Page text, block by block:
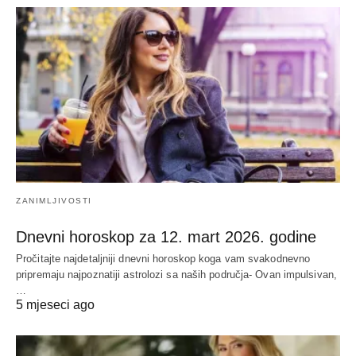
ZANIMLJIVOSTI
Dnevni horoskop za 12. mart 2026. godine
Pročitajte najdetaljniji dnevni horoskop koga vam svakodnevno
pripremaju najpoznatiji astrolozi sa naših područja- Ovan impulsivan,
…
5 mjeseci ago